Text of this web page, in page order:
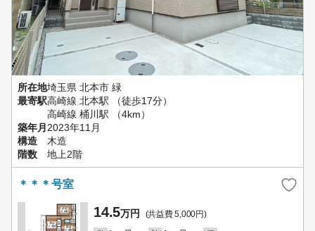
所在地埼玉県 北本市 緑
最寄駅高崎線 北本駅 （徒歩17分）
高崎線 桶川駅 （4km）
築年月 2023年11月
構造
木造
階数
地上2階
＊＊＊号室
14.5万円 (共益費 5,000円)